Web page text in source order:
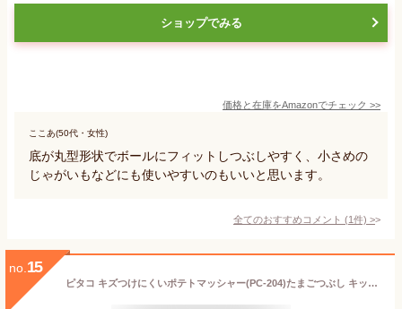
ショップでみる
価格と在庫をAmazonでチェック >>
ここあ(50代・女性)
底が丸型形状でボールにフィットしつぶしやすく、小さめの
じゃがいもなどにも使いやすいのもいいと思います。
全てのおすすめコメント (1件) >
no. 15
ピタコ キズつけにくいポテトマッシャー(PC-204)たまごつぶし キッチン タマゴサラダ ピクルス ポテトサラダ アボカド コロッケ 便利 ピンク 食洗器対応【日本製】 新生活